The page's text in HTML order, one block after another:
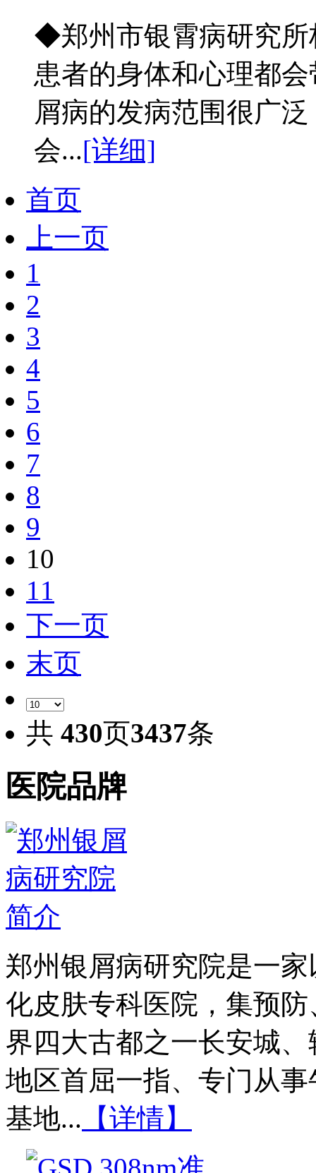
◆郑州市银霄病研究所
患者的身体和心理都
屑病的发病范围很广
会...[详细]
首页
上一页
1
2
3
4
5
6
7
8
9
10
11
下一页
末页
共 430页3437条
医院品牌
郑州银屑病研究院是一
化皮肤专科医院，集预
界四大古都之一长安城
地区首屈一指、专门从
基地... 【详情】